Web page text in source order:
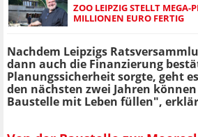
ZOO LEIPZIG STELLT MEGA-
MILLIONEN EURO FERTIG
Nachdem Leipzigs
dann auch die Finanzierung
Planungssicherheit sorgte, geht
den nächsten zwei Jahren
Baustelle mit Leben füllen",